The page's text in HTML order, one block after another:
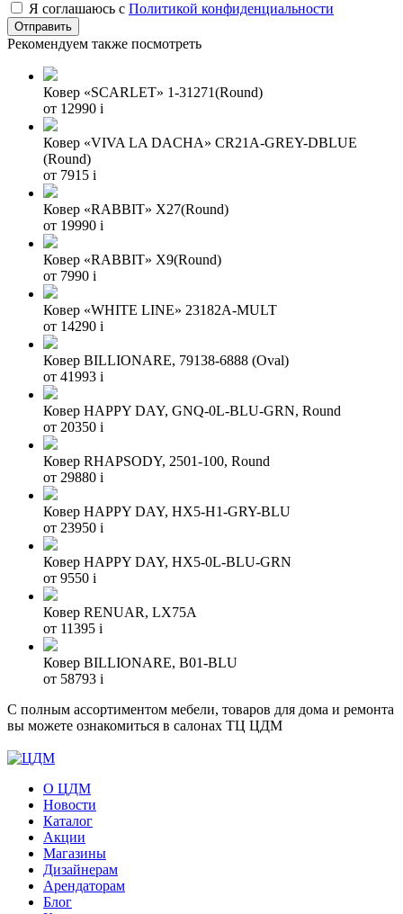
Я соглашаюсь с Политикой конфиденциальности
Рекомендуем также посмотреть
Ковер «SCARLET» 1-31271(Round)
от 12990 i
Ковер «VIVA LA DACHA» CR21A-GREY-DBLUE
(Round)
от 7915 i
Ковер «RABBIT» X27(Round)
от 19990 i
Ковер «RABBIT» X9(Round)
от 7990 i
Ковер «WHITE LINE» 23182A-MULT
от 14290 i
Ковер BILLIONARE, 79138-6888 (Oval)
от 41993 i
Ковер HAPPY DAY, GNQ-0L-BLU-GRN, Round
от 20350 i
Ковер RHAPSODY, 2501-100, Round
от 29880 i
Ковер HAPPY DAY, HX5-H1-GRY-BLU
от 23950 i
Ковер HAPPY DAY, HX5-0L-BLU-GRN
от 9550 i
Ковер RENUAR, LX75A
от 11395 i
Ковер BILLIONARE, B01-BLU
от 58793 i
С полным ассортиментом мебели, товаров для дома и ремонта
вы можете ознакомиться в салонах ТЦ ЦДМ
О ЦДМ
Новости
Каталог
Акции
Магазины
Дизайнерам
Арендаторам
Блог